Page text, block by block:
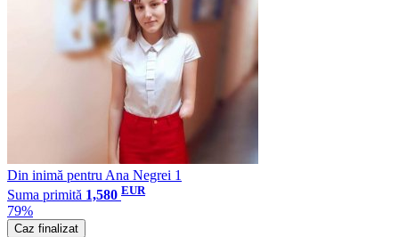
Din inimă pentru Ana Negrei 1
Suma primită 1,580 EUR
79%
Caz finalizat